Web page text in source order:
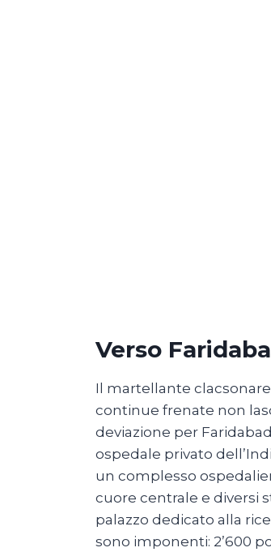
Verso
Il martellante
continue frenate non
deviazione per
ospedale privato
un complesso
cuore centrale e diversi
palazzo dedicato alla
sono imponenti: 2’600